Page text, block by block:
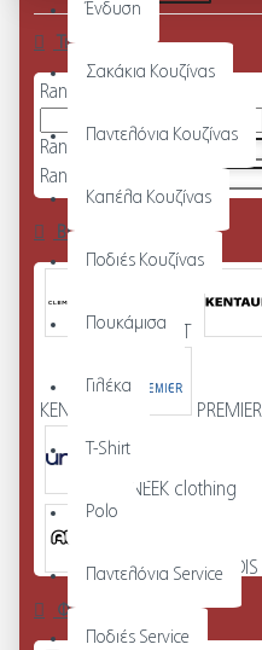
Ένδυση
Σακάκια Κουζίνας
Παντελόνια Κουζίνας
Καπέλα Κουζίνας
Ποδιές Κουζίνας
Πουκάμισα
Γιλέκα
T-Shirt
Polo
Παντελόνια Service
Ποδιές Service
Τιμή
Range Slider
Range Min
Range Max
Brands
CLEMENT
KENTAUR PREMIER
UNEEK clothing
JUST COOL AWDIS
Φύλο